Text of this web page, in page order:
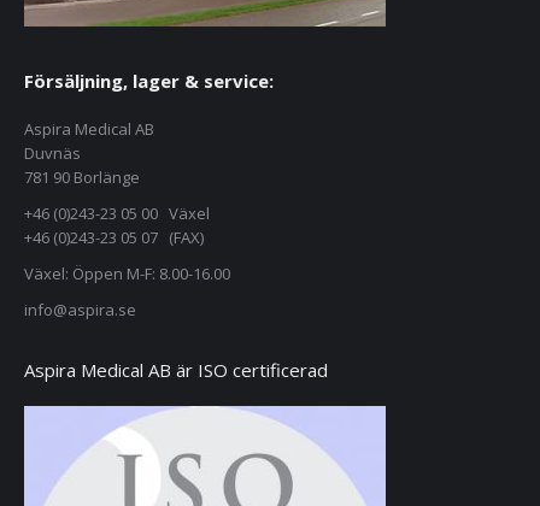
Försäljning, lager & service:
Aspira Medical AB
Duvnäs
781 90 Borlänge
+46 (0)243-23 05 00 Växel
+46 (0)243-23 05 07 (FAX)
Växel: Öppen M-F: 8.00-16.00
info@aspira.se
Aspira Medical AB är ISO certificerad